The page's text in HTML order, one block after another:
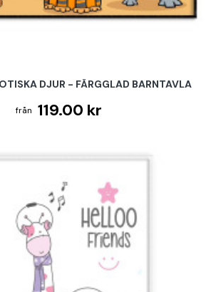
DJUR - FÄRGGLAD BARNTAVLA
119.00 kr